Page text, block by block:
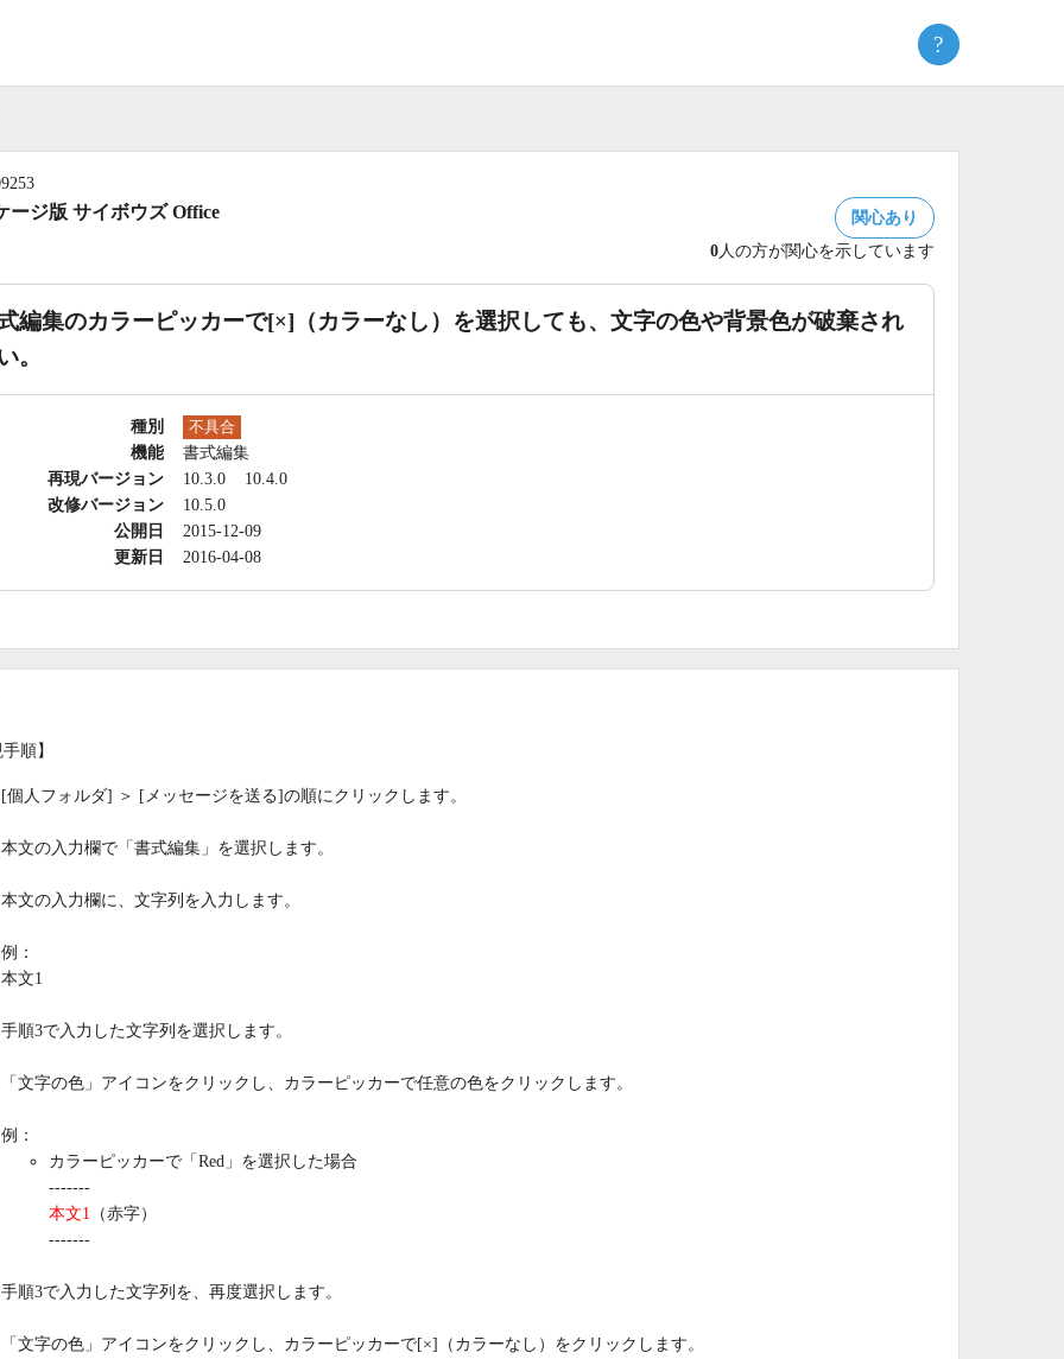
?
ージ版 サイボウズ Office
関心あり
0人の方が関心を示しています
編集のカラーピッカーで[×]（カラーなし）を選択しても、文字の色や背景色が破棄され
。
種別 不具合
機能
書式編集
再現バージョン
10.3.0
10.4.0
改修バージョン
10.5.0
公開日
2015-12-09
更新日
2016-04-08
手順】
[個人フォルダ] ＞ [メッセージを送る]の順にクリックします。
本文の入力欄で「書式編集」を選択します。
本文の入力欄に、文字列を入力します。
例：
本文1
手順3で入力した文字列を選択します。
「文字の色」アイコンをクリックし、カラーピッカーで任意の色をクリックします。
例：
カラーピッカーで「Red」を選択した場合
-------
本文1 （赤字）
-------
手順3で入力した文字列を、再度選択します。
「文字の色」アイコンをクリックし、カラーピッカーで[×]（カラーなし）をクリックします。